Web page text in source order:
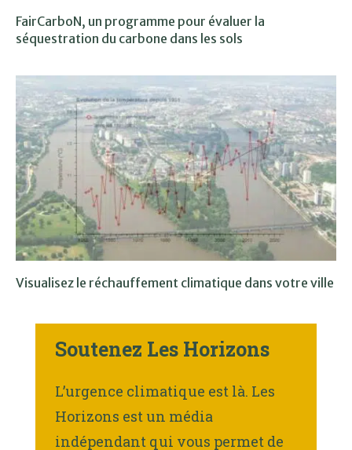
FairCarboN, un programme pour évaluer la
séquestration du carbone dans les sols
Visualisez le réchauffement climatique dans votre ville
Soutenez Les Horizons
L’urgence climatique est là. Les
Horizons est un média
indépendant qui vous permet de